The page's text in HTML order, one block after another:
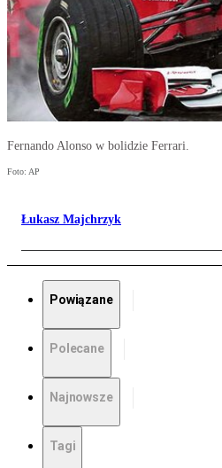
Fernando Alonso w bolidzie Ferrari.
Foto: AP
Łukasz Majchrzyk
Powiązane
Polecane
Najnowsze
Tagi